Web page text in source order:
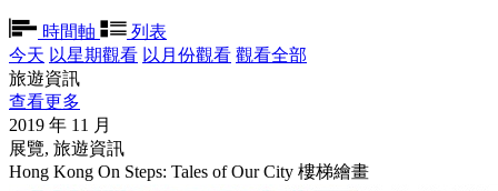
時間軸
列表
今天 以星期觀看 以月份觀看 觀看全部
旅遊資訊
查看更多
2019 年 11 月
展覽, 旅遊資訊
Hong Kong On Steps: Tales of Our City 樓梯繪畫